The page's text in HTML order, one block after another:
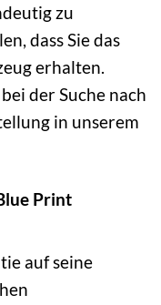
zu
dass Sie das
erhalten.
der Suche nach
in unserem
Print
auf seine